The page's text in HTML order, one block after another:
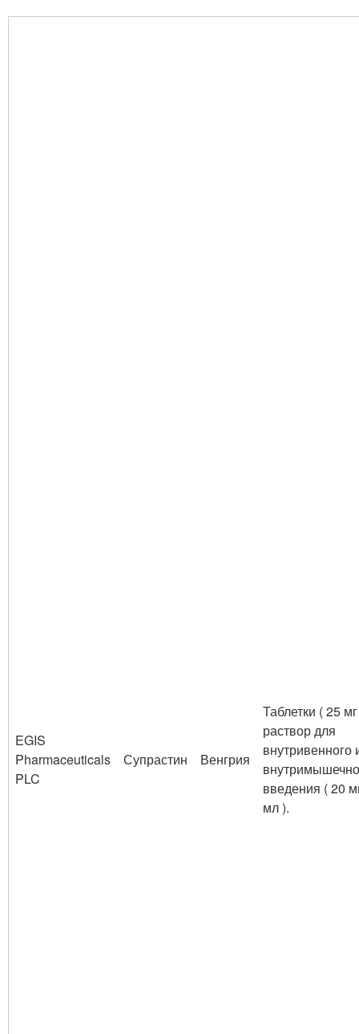
EGIS
Pharmaceuticals
PLC
Супрастин Венгрия
Таблетки ( 25
раствор для
внутривенного
введения ( 20
мл ).